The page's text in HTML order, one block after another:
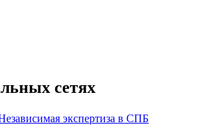
сетях
экспертиза в СПБ